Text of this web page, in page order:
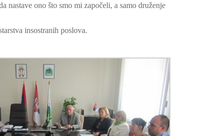
nastave ono što smo mi započeli, a samo druženje
insostranih poslova.